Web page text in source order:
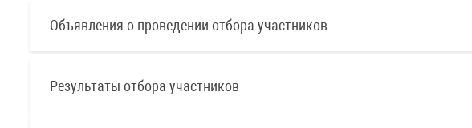
Объявления о проведении отбора участников
Результаты отбора участников